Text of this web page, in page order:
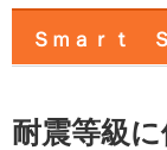
Ｓｍａｒｔ
耐震等級